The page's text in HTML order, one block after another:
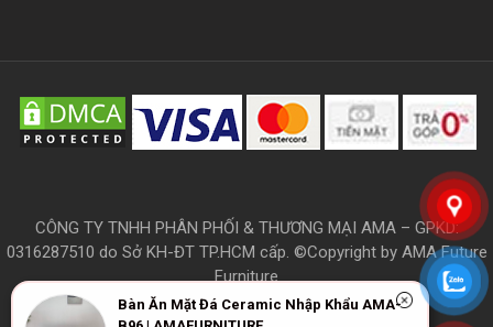
CÔNG TY TNHH PHÂN PHỐI & THƯƠNG MẠI AMA – GPKD:
0316287510 do Sở KH-ĐT TP.HCM cấp. ©Copyright by AMA Future
Furniture
Bàn Ăn Mặt Đá Ceramic Nhập Khẩu AMA-